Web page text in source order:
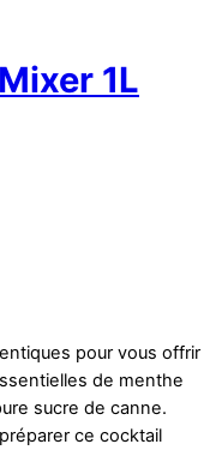
1L
pour vous offrir
de menthe
sucre de canne.
ce cocktail